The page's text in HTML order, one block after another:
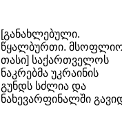
[განახლებული.
წყალბურთი.
თასი] საქართველოს
ნაკრებმა უკრაინის
გუნდს სძლია და
ნახევარფინალში